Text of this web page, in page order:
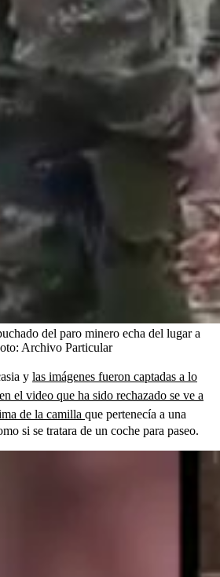
del paro minero echa del lugar a
Archivo Particular
y las imágenes fueron captadas a lo
el video que ha sido rechazado se ve a
de la camilla que pertenecía a una
si se tratara de un coche para paseo.